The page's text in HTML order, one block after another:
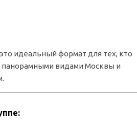
идеальный формат для тех, кто
панорамными видами Москвы и